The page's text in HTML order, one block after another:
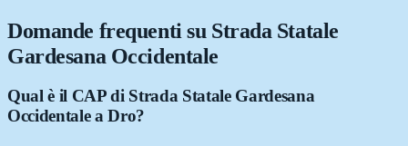
Domande frequenti su Strada Statale
Gardesana Occidentale
Qual è il CAP di Strada Statale Gardesana
Occidentale a Dro?